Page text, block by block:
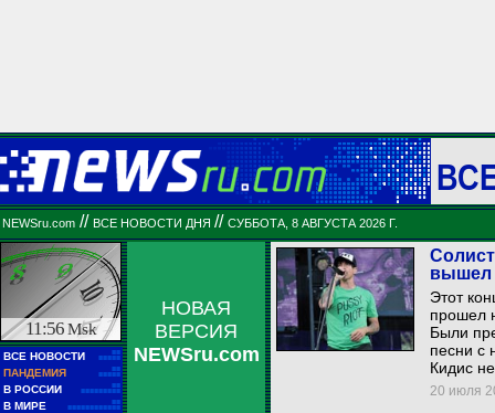
NEWSru.com // ВСЕ НОВОСТИ ДНЯ // СУББОТА, 8 АВГУСТА 2026 Г.
11:56Msk
ВСЕ НОВОСТИ ■■
■■■■■
ПАНДЕМИЯ ■■
■■■■■
В РОССИИ ■■
■■■■■■■■■
В МИРЕ ■■
■■■■■■■■■■■■
НОВАЯ
ВЕРСИЯ
NEWSru.com
вышел
Этот
прошел
Были
песни с
Кидис
20 июля